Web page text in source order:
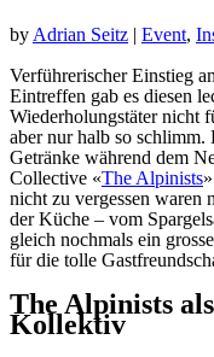
by Adrian Seitz | Event,
Verführerischer Einstieg
Eintreffen gab es diesen
Wiederholungstäter nicht
aber nur halb so schlimm.
Getränke während dem
Collective «The Alpinists
nicht zu vergessen waren
der Küche – vom
gleich nochmals ein
für die tolle
The Alpinists
Kollektiv